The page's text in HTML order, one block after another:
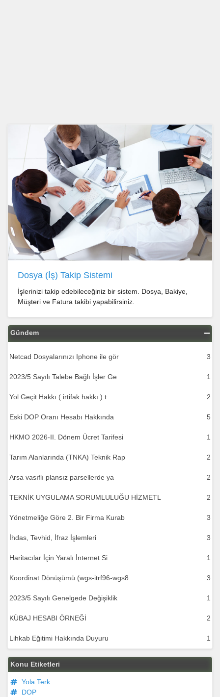
Dosya (İş) Takip Sistemi
İşlerinizi takip edebileceğiniz bir sistem. Dosya, Bakiye,
Müşteri ve Fatura takibi yapabilirsiniz.
Gündem
Netcad Dosyalarınızı Iphone ile gör 3
2023/5 Sayılı Talebe Bağlı İşler Ge 1
Yol Geçit Hakkı ( irtifak hakkı ) t 2
Eski DOP Oranı Hesabı Hakkında 5
HKMO 2026-II. Dönem Ücret Tarifesi 1
Tarım Alanlarında (TNKA) Teknik Rap 2
Arsa vasıflı plansız parsellerde ya 2
TEKNİK UYGULAMA SORUMLULUĞU HİZMETL 2
Yönetmeliğe Göre 2. Bir Firma Kurab 3
İhdas, Tevhid, İfraz İşlemleri 3
Haritacılar İçin Yaralı İnternet Si 1
Koordinat Dönüşümü (wgs-itrf96-wgs8 3
2023/5 Sayılı Genelgede Değişiklik 1
KÜBAJ HESABI ÖRNEĞİ 2
Lihkab Eğitimi Hakkında Duyuru 1
Konu Etiketleri
Yola Terk
DOP